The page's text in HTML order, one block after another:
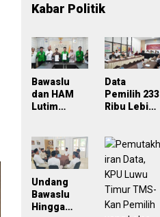
Kabar Politik
Bawaslu
dan HAM
Lutim
Kampus
Jadi Simpul
Pengawasa
n
Partisipatif
Pemilu
Data
Pemilih 233
Ribu Lebih,
Tekankan
Akurasi
Lewat
Sinergi
Lintas
Lembaga
Undang
Bawaslu
Hingga